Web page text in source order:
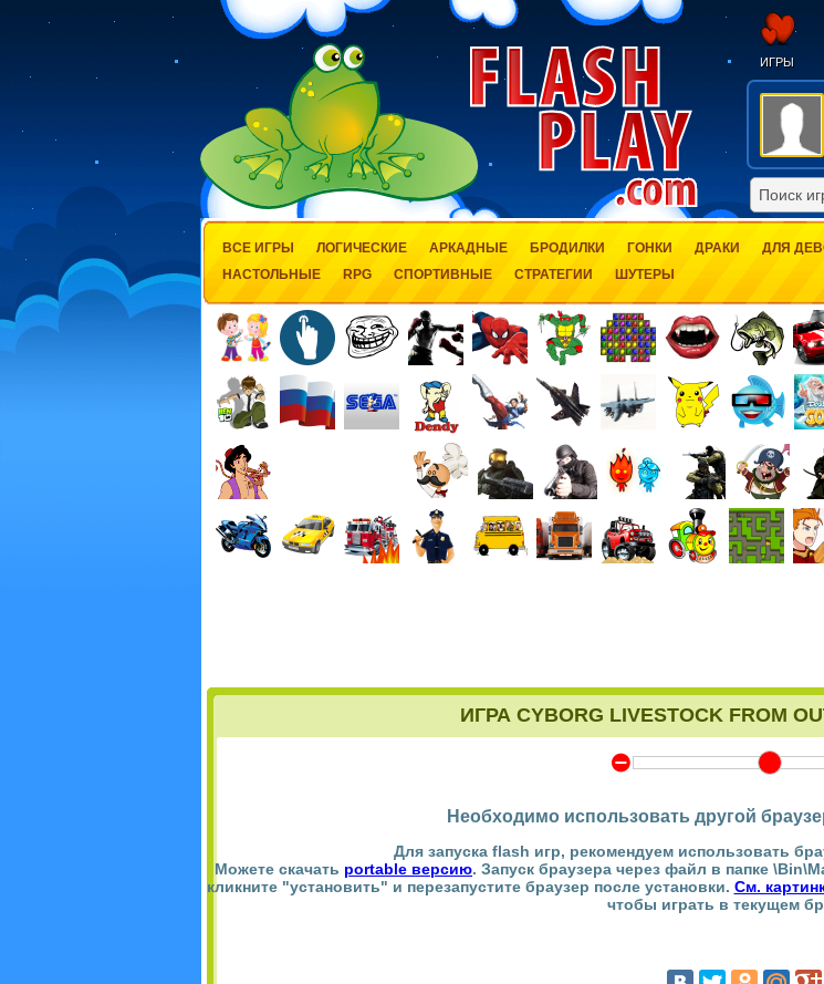
ИГРЫ
ВСЕ ИГРЫ ЛОГИЧЕСКИЕ АРКАДНЫЕ БРОДИЛКИ ГОНКИ ДРАКИ ДЛЯ
НАСТОЛЬНЫЕ
RPG СПОРТИВНЫЕ СТРАТЕГИИ ШУТЕРЫ
ИГРА CYBORG LIVESTOCK FROM
Y
Необходимо использовать другой
Для запуска flash игр, рекомендуем использовать
Можете скачать portable версию. Запуск браузера через файл в папке
кликните "установить" и перезапустите браузер после установки. См.
чтобы играть в текущем